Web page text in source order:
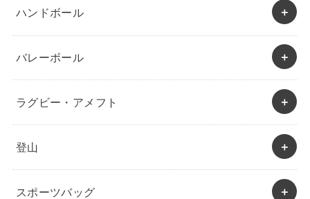
ハンドボール
バレーボール
ラグビー・アメフト
登山
スポーツバッグ